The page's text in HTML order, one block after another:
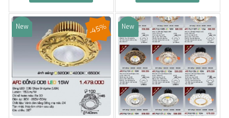
Sale
New -45% Sale
New